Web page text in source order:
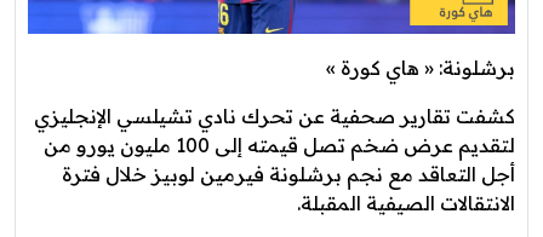
برشلونة: « هاي كورة »
كشفت تقارير صحفية عن تحرك نادي تشيلسي الإنجليزي
لتقديم عرض ضخم تصل قيمته إلى 100 مليون يورو من
أجل التعاقد مع نجم برشلونة فيرمين لوبيز خلال فترة
الانتقالات الصيفية المقبلة.